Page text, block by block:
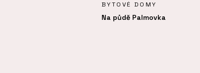
BYTOVÉ DOMY
Na půdě Palmovka